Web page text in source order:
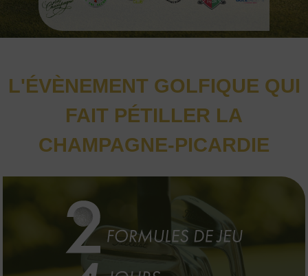
L'ÉVÈNEMENT GOLFIQUE QUI
FAIT PÉTILLER LA
CHAMPAGNE-PICARDIE